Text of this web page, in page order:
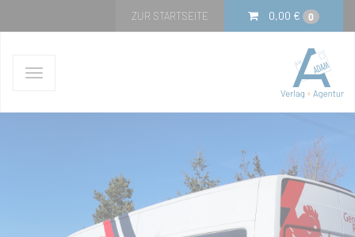
0,00 € 0
ZUR STARTSEITE
Navigation